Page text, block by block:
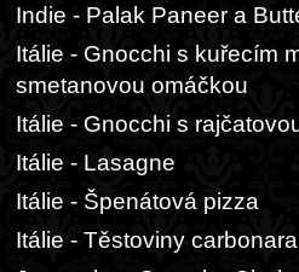
Indie - Palak Paneer a
Itálie - Gnocchi s kuřecím
smetanovou omáčkou
Itálie - Gnocchi s
Itálie - Lasagne
Itálie - Špenátová pizza
Itálie - Těstoviny carbonara